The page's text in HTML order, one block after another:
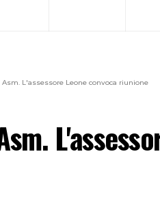
L'assessore Leone convoca riunione